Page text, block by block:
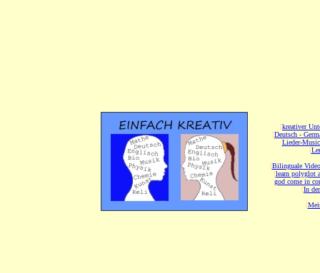
[kreativer
[Deutsch -
Lieder-
[
[Bilinguale
[learn polyglot
god come in
[In
[